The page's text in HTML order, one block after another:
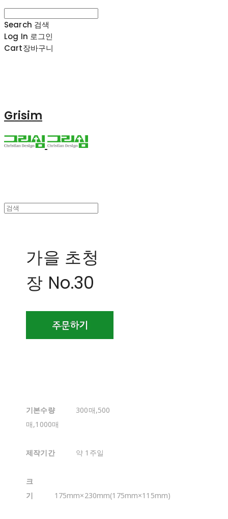
Search 검색
Log In 로그인
Cart장바구니
Grisim
가을 초청
장 No.30
기본수량
300매,500
매,1000매
제작기간 약 1주일
크
기
175mm×230mm(175mm×115mm)